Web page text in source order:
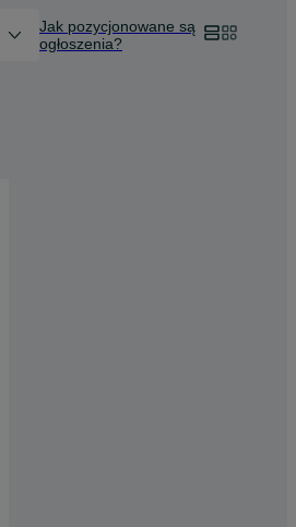
Jak pozycjonowane są
ogłoszenia?